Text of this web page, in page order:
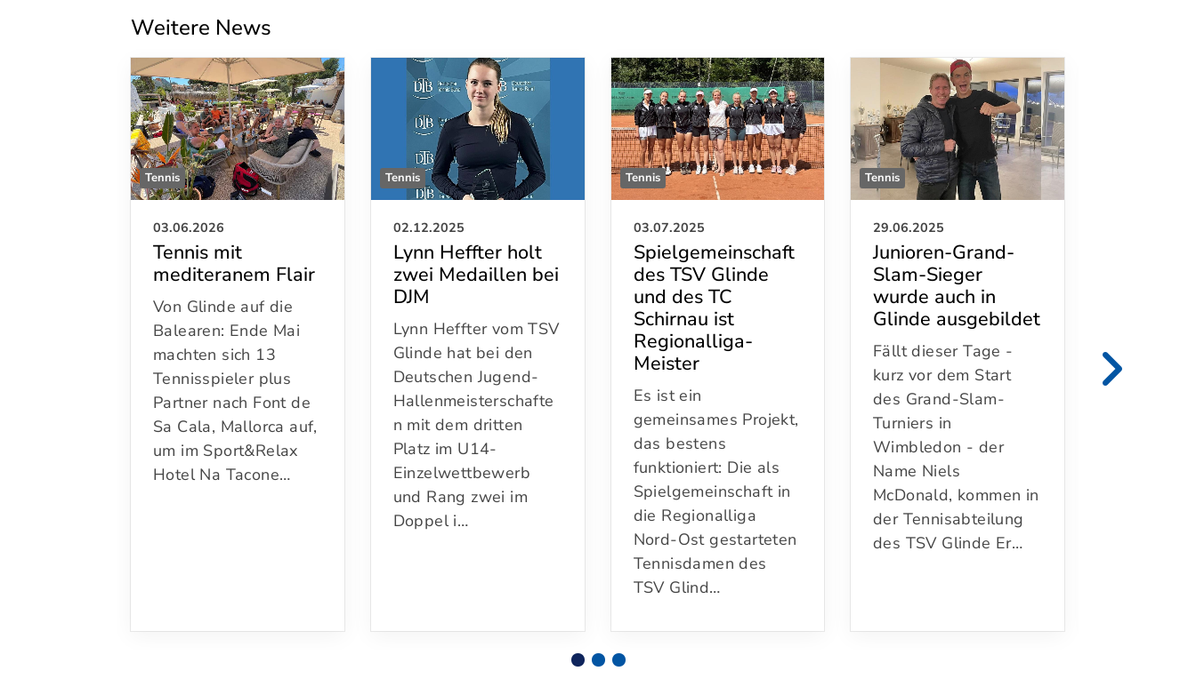
Weitere News
Tennis
03.06.2026
Tennis mit
mediteranem Flair
Von Glinde auf die
Balearen: Ende Mai
machten sich 13
Tennisspieler plus
Partner nach Font de
Sa Cala, Mallorca auf,
um im Sport&Relax
Hotel Na Tacone…
Tennis
02.12.2025
Lynn Heffter holt
zwei Medaillen bei
DJM
Lynn Heffter vom TSV
Glinde hat bei den
Deutschen Jugend-
Hallenmeisterschafte
n mit dem dritten
Platz im U14-
Einzelwettbewerb
und Rang zwei im
Doppel i…
Tennis
03.07.2025
Spielgemeinschaft
des TSV Glinde
und des TC
Schirnau ist
Regionalliga-
Meister
Es ist ein
gemeinsames Projekt,
das bestens
funktioniert: Die als
Spielgemeinschaft in
die Regionalliga
Nord-Ost gestarteten
Tennisdamen des
TSV Glind…
Tennis
29.06.2025
Junioren-Grand-
Slam-Sieger
wurde auch in
Glinde ausgebildet
Fällt dieser Tage -
kurz vor dem Start
des Grand-Slam-
Turniers in
Wimbledon - der
Name Niels
McDonald, kommen in
der Tennisabteilung
des TSV Glinde Er…